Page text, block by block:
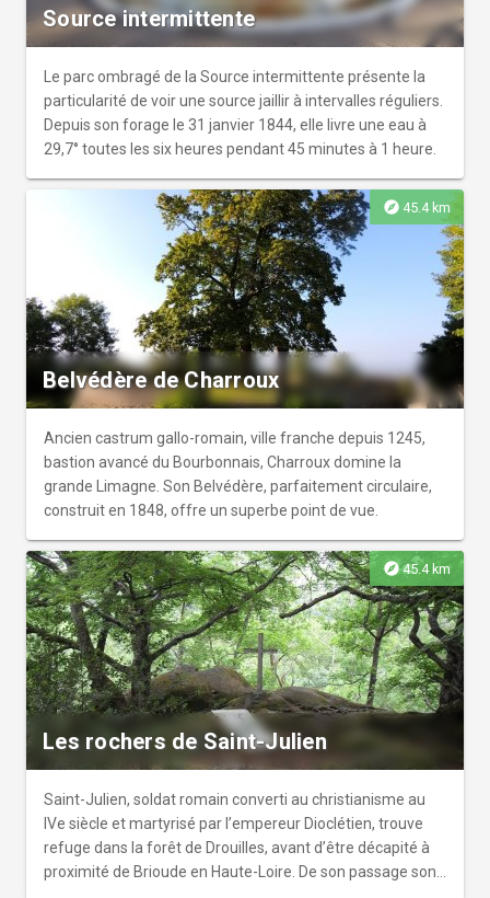
Source intermittente
Le parc ombragé de la Source intermittente présente la
particularité de voir une source jaillir à intervalles réguliers.
Depuis son forage le 31 janvier 1844, elle livre une eau à
29,7° toutes les six heures pendant 45 minutes à 1 heure.
explore 45.4 km
Belvédère de Charroux
Ancien castrum gallo-romain, ville franche depuis 1245,
bastion avancé du Bourbonnais, Charroux domine la
grande Limagne. Son Belvédère, parfaitement circulaire,
construit en 1848, offre un superbe point de vue.
explore45.4 km
Les rochers de Saint-Julien
Saint-Julien, soldat romain converti au christianisme au
IVe siècle et martyrisé par l’empereur Dioclétien, trouve
refuge dans la forêt de Drouilles, avant d’être décapité à
proximité de Brioude en Haute-Loire. De son passage sont